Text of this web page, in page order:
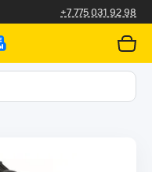
+7 775 031 92 98